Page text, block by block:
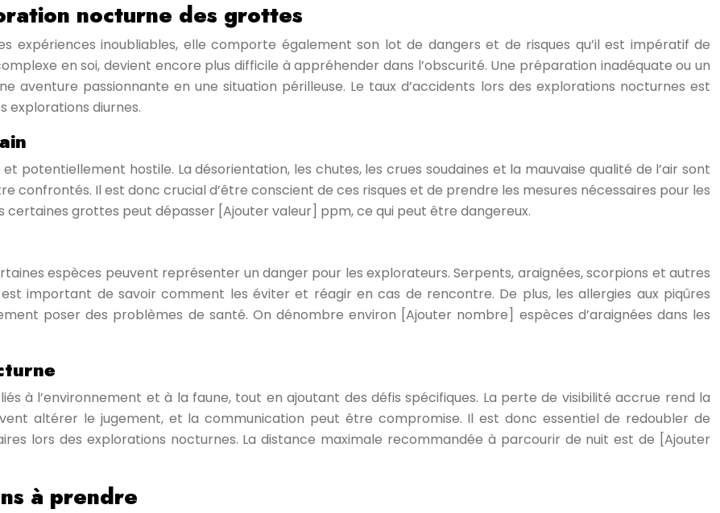
nocturne des grottes
expériences inoubliables, elle comporte également son lot de dangers et de risques qu’il est impératif de
en soi, devient encore plus difficile à appréhender dans l’obscurité. Une préparation inadéquate ou un
passionnante en une situation périlleuse. Le taux d’accidents lors des explorations nocturnes est
explorations diurnes.
potentiellement hostile. La désorientation, les chutes, les crues soudaines et la mauvaise qualité de l’air sont
confrontés. Il est donc crucial d’être conscient de ces risques et de prendre les mesures nécessaires pour les
certaines grottes peut dépasser [Ajouter valeur] ppm, ce qui peut être dangereux.
espèces peuvent représenter un danger pour les explorateurs. Serpents, araignées, scorpions et autres
important de savoir comment les éviter et réagir en cas de rencontre. De plus, les allergies aux piqûres
poser des problèmes de santé. On dénombre environ [Ajouter nombre] espèces d’araignées dans les
à l’environnement et à la faune, tout en ajoutant des défis spécifiques. La perte de visibilité accrue rend la
altérer le jugement, et la communication peut être compromise. Il est donc essentiel de redoubler de
lors des explorations nocturnes. La distance maximale recommandée à parcourir de nuit est de [Ajouter
à prendre